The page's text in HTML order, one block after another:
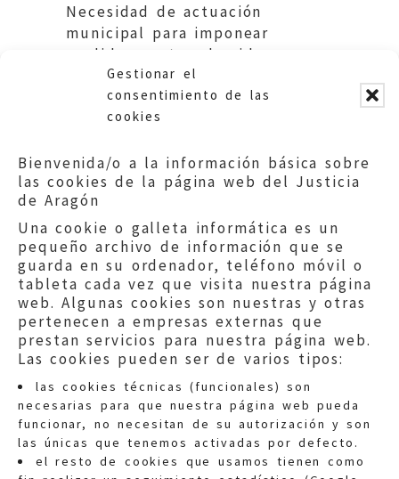
Gestionar el
consentimiento de las
cookies
Bienvenida/o a la información básica sobre
las cookies de la página web del Justicia
de Aragón
Una cookie o galleta informática es un
pequeño archivo de información que se
guarda en su ordenador, teléfono móvil o
tableta cada vez que visita nuestra página
web. Algunas cookies son nuestras y otras
pertenecen a empresas externas que
prestan servicios para nuestra página web.
Las cookies pueden ser de varios tipos:
las cookies técnicas (funcionales) son
necesarias para que nuestra página web pueda
funcionar, no necesitan de su autorización y son
las únicas que tenemos activadas por defecto.
el resto de cookies que usamos tienen como
Necesidad de actuación
municipal para imponear
medidas contra el ruido en un
bar. Ayuntamiento de Andorra.
Quejas:quejas@eljusticiadearagon.es